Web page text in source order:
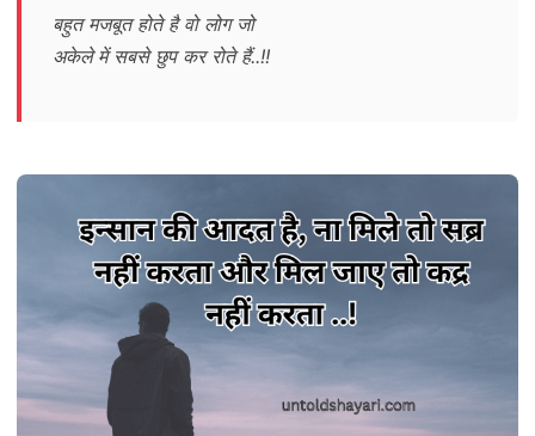
बहुत मजबूत होते है वो लोग जो
अकेले में सबसे छुप कर रोते हैं..!!